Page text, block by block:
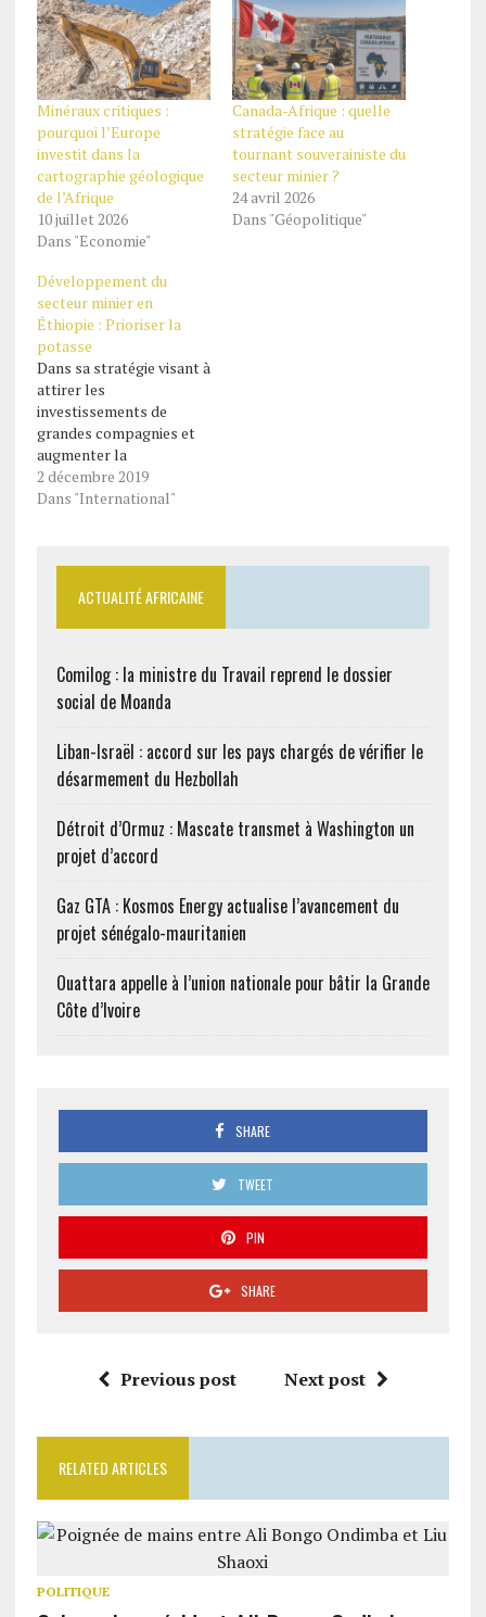
Minéraux critiques :
pourquoi l’Europe
investit dans la
cartographie géologique
de l’Afrique
10 juillet 2026
Dans "Economie"
Canada-Afrique : quelle
stratégie face au
tournant souverainiste du
secteur minier ?
24 avril 2026
Dans "Géopolitique"
Développement du
secteur minier en
Éthiopie : Prioriser la
potasse
Dans sa stratégie visant à
attirer les
investissements de
grandes compagnies et
augmenter la
contribution du secteur
minier à l’économie,
minéraux de
construction. Pour que
les sociétés minières
étrangères relancent le
vastes ressources
minérales, le
gouvernement éthiopien
2 décembre 2019
Dans "International"
ACTUALITÉ AFRICAINE
Comilog : la ministre du Travail reprend le dossier
social de Moanda
Liban-Israël : accord sur les pays chargés de vérifier le
désarmement du Hezbollah
Détroit d’Ormuz : Mascate transmet à Washington un
projet d’accord
Gaz GTA : Kosmos Energy actualise l’avancement du
projet sénégalo-mauritanien
Ouattara appelle à l’union nationale pour bâtir la Grande
Côte d’Ivoire
SHARE
TWEET
PIN
SHARE
Previous post Next post
RELATED ARTICLES
POLITIQUE